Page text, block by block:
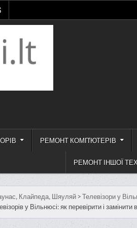
РЕМОНТ КОМП'ЮТЕРІВ
РЕМОНТ ІНШОЇ
Клайпеда, Шяуляй> Телевізори у
у Вільнюсі: як перевірити і замінити